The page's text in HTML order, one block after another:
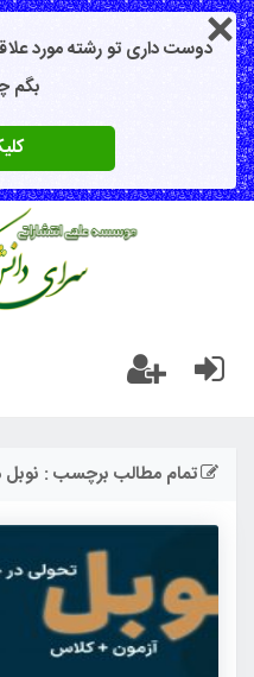
دوست داری تو رشته مورد
بگم
تمام مطالب برچسب : نوبل